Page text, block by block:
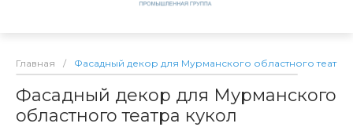
Главная / Фасадный декор для Мурманского областного театра
Фасадный декор для Мурманского
областного театра кукол